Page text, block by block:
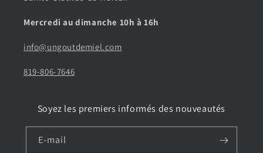
Mercredi au dimanche 10h à 16h
info@ungoutdemiel.com
819-806-7646
Soyez les premiers informés des nouveautés
E-mail